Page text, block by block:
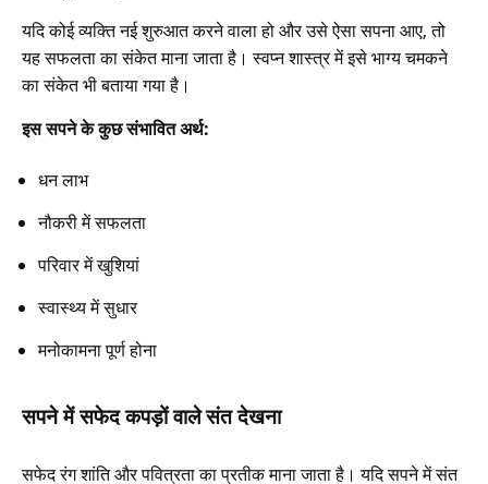
यदि कोई व्यक्ति नई शुरुआत करने वाला हो और उसे ऐसा सपना आए, तो
यह सफलता का संकेत माना जाता है। स्वप्न शास्त्र में इसे भाग्य चमकने
का संकेत भी बताया गया है।
इस सपने के कुछ संभावित अर्थ:
धन लाभ
नौकरी में सफलता
परिवार में खुशियां
स्वास्थ्य में सुधार
मनोकामना पूर्ण होना
सपने में सफेद कपड़ों वाले संत देखना
सफेद रंग शांति और पवित्रता का प्रतीक माना जाता है। यदि सपने में संत